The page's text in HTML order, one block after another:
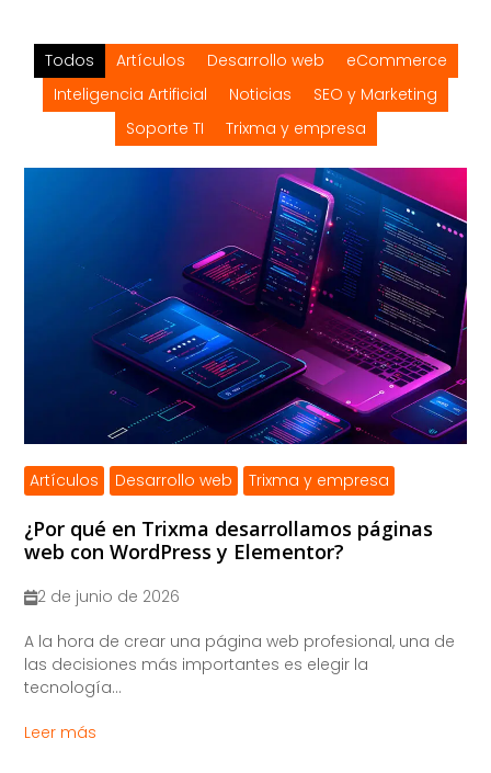
Todos Artículos Desarrollo web
eCommerce
Inteligencia Artificial
Noticias
SEO y Marketing
Soporte TI
Trixma y empresa
Artículos Desarrollo web Trixma y empresa
¿Por qué en Trixma desarrollamos páginas
web con WordPress y Elementor?
2 de junio de 2026
A la hora de crear una página web profesional, una de
las decisiones más importantes es elegir la
tecnología...
Leer más